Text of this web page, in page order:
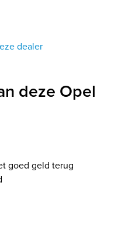
dealer
deze Opel
goed geld terug